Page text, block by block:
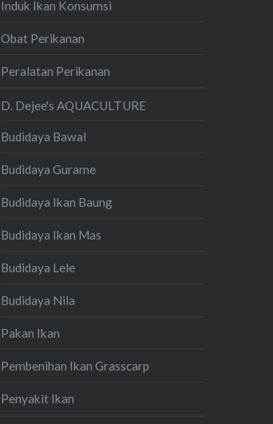
Induk Ikan Konsumsi
Obat Perikanan
Peralatan Perikanan
D. Dejee's AQUACULTURE
Budidaya Bawal
Budidaya Gurame
Budidaya Ikan Baung
Budidaya Ikan Mas
Budidaya Lele
Budidaya Nila
Pakan Ikan
Pembenihan Ikan Grasscarp
Penyakit Ikan